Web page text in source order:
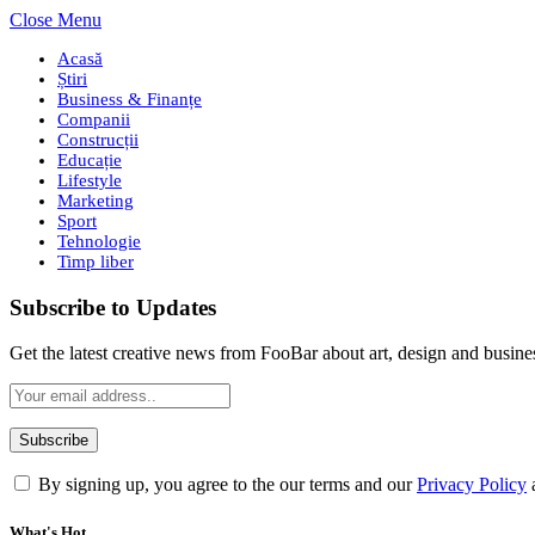
Close Menu
Acasă
Știri
Business & Finanțe
Companii
Construcții
Educație
Lifestyle
Marketing
Sport
Tehnologie
Timp liber
Subscribe to Updates
Get the latest creative news from FooBar about art, design and
By signing up, you agree to the our terms and ourPrivacy Policy